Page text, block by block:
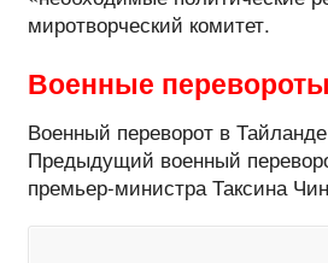
миротворческий комитет.
Военные
Военный переворот в
Предыдущий военный
премьер-министра Таксина